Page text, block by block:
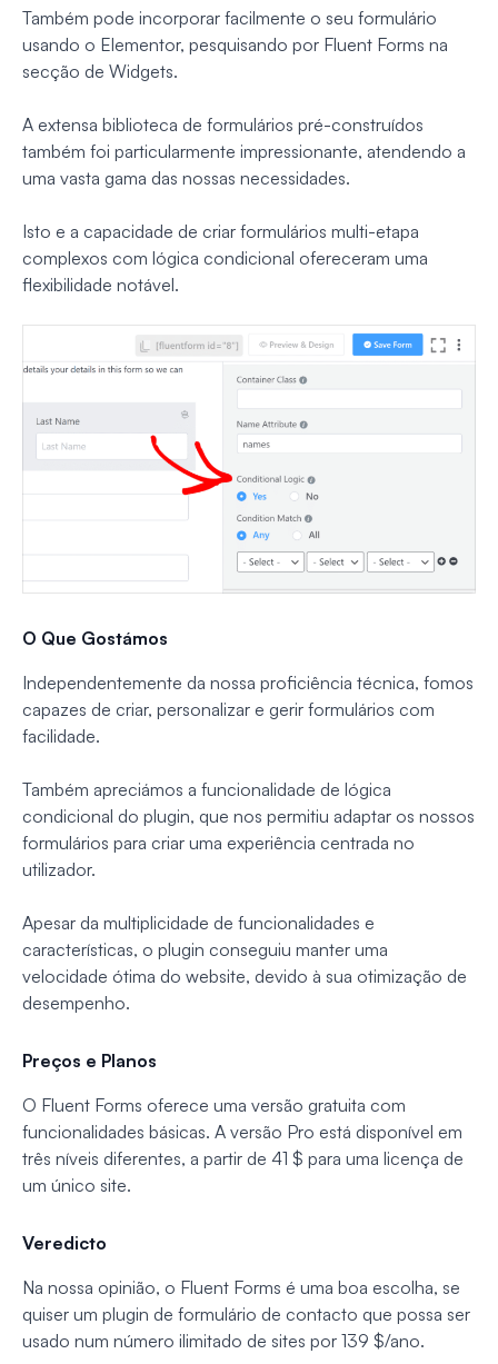
Também pode incorporar facilmente o seu formulário
usando o Elementor, pesquisando por Fluent Forms na
secção de Widgets.
A extensa biblioteca de formulários pré-construídos
também foi particularmente impressionante, atendendo a
uma vasta gama das nossas necessidades.
Isto e a capacidade de criar formulários multi-etapa
complexos com lógica condicional ofereceram uma
flexibilidade notável.
O Que Gostámos
Independentemente da nossa proficiência técnica, fomos
capazes de criar, personalizar e gerir formulários com
facilidade.
Também apreciámos a funcionalidade de lógica
condicional do plugin, que nos permitiu adaptar os nossos
formulários para criar uma experiência centrada no
utilizador.
Apesar da multiplicidade de funcionalidades e
características, o plugin conseguiu manter uma
velocidade ótima do website, devido à sua otimização de
desempenho.
Preços e Planos
O Fluent Forms oferece uma versão gratuita com
funcionalidades básicas. A versão Pro está disponível em
três níveis diferentes, a partir de 41 $ para uma licença de
um único site.
Veredicto
Na nossa opinião, o Fluent Forms é uma boa escolha, se
quiser um plugin de formulário de contacto que possa ser
usado num número ilimitado de sites por 139 $/ano.